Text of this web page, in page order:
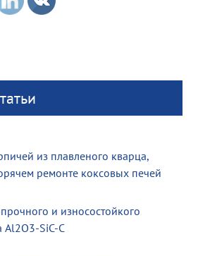
из плавленого кварца,
ремонте коксовых печей
и износостойкого
Al2O3-SiC-C